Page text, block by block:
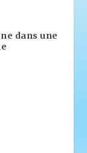
dans une